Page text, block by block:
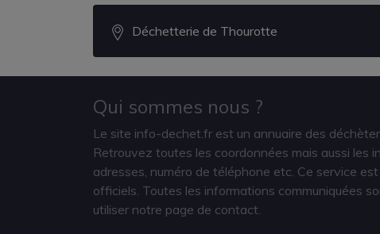
Déchetterie de Thourotte
Qui sommes nous ?
Le site info-dechet.fr est un annuaire des
Retrouvez toutes les coordonnées mais aussi les
adresses, numéro de téléphone etc. Ce service
officiels. Toutes les informations communiquées
utiliser notre page de contact.